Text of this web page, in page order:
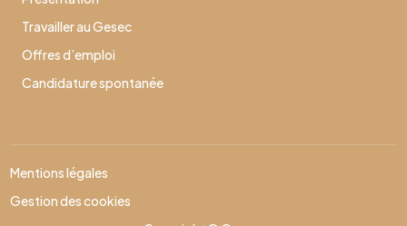
Travailler au Gesec
Offres d’emploi
Candidature spontanée
Mentions légales
Gestion des cookies